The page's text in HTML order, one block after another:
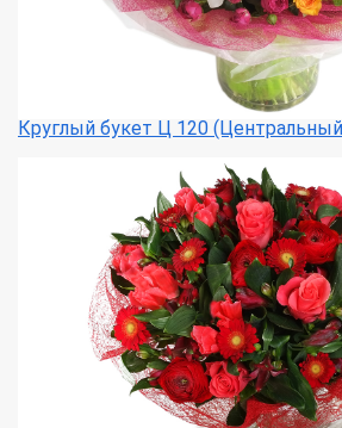
Круглый букет Ц 120